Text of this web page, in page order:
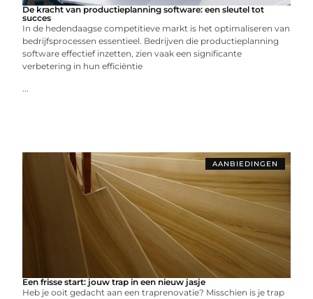
De kracht van productieplanning software: een sleutel tot
succes
In de hedendaagse competitieve markt is het optimaliseren van
bedrijfsprocessen essentieel. Bedrijven die productieplanning
software effectief inzetten, zien vaak een significante
verbetering in hun efficiëntie
...
AANBIEDINGEN
Een frisse start: jouw trap in een nieuw jasje
Heb je ooit gedacht aan een traprenovatie? Misschien is je trap